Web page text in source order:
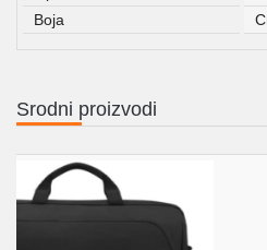
Boja
Srodni proizvodi